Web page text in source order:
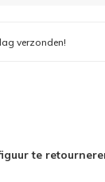
verzonden!
te